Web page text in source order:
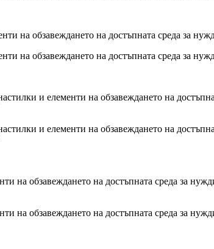
на обзавеждането на достъпната среда за
на обзавеждането на достъпната среда за
и елементи на обзавеждането на
и елементи на обзавеждането на
на обзавеждането на достъпната среда за
на обзавеждането на достъпната среда за